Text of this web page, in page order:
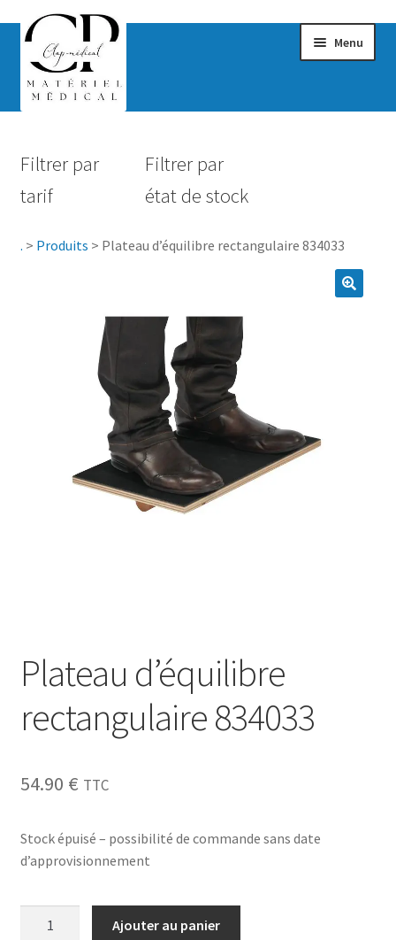
Menu
Hygiène
Accessoires Salle de bain
Vêtements & Chaussures
Filtrer par
tarif
Filtrer par
état de stock
. > Produits > Plateau d’équilibre rectangulaire 834033
Plateau d’équilibre
rectangulaire 834033
54.90 € TTC
Stock épuisé – possibilité de commande sans date
d’approvisionnement
Ajouter au panier